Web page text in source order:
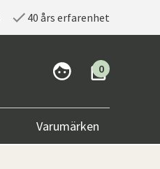
40 års erfarenhet
0
Varumärken